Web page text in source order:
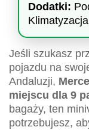
Dodatki:
Klimatyzacja
Jeśli szukasz
pojazdu na
Andaluzji,
miejscu dla 9
bagaży, ten
potrzebujesz,